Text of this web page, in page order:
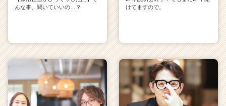
んな事、聞いていいの…？
けてますので。